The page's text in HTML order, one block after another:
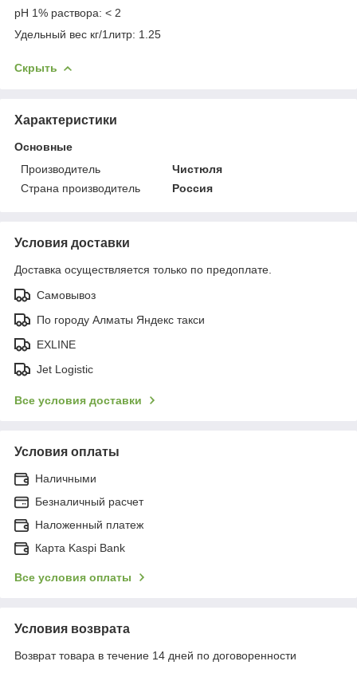
pH 1% раствора: < 2
Удельный вес кг/1литр: 1.25
Скрыть
Характеристики
Основные
Производитель
Чистюля
Страна производитель
Россия
Условия доставки
Доставка осуществляется только по предоплате.
Самовывоз
По городу Алматы Яндекс такси
EXLINE
Jet Logistic
Все условия доставки
Условия оплаты
Наличными
Безналичный расчет
Наложенный платеж
Карта Kaspi Bank
Все условия оплаты
Условия возврата
Возврат товара в течение 14 дней по договоренности